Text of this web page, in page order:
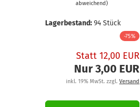
abweichend)
Lagerbestand: 94Stück
-75%
Statt 12,00 EUR
Nur 3,00 EUR
inkl. 19% MwSt. zzgl. Versand